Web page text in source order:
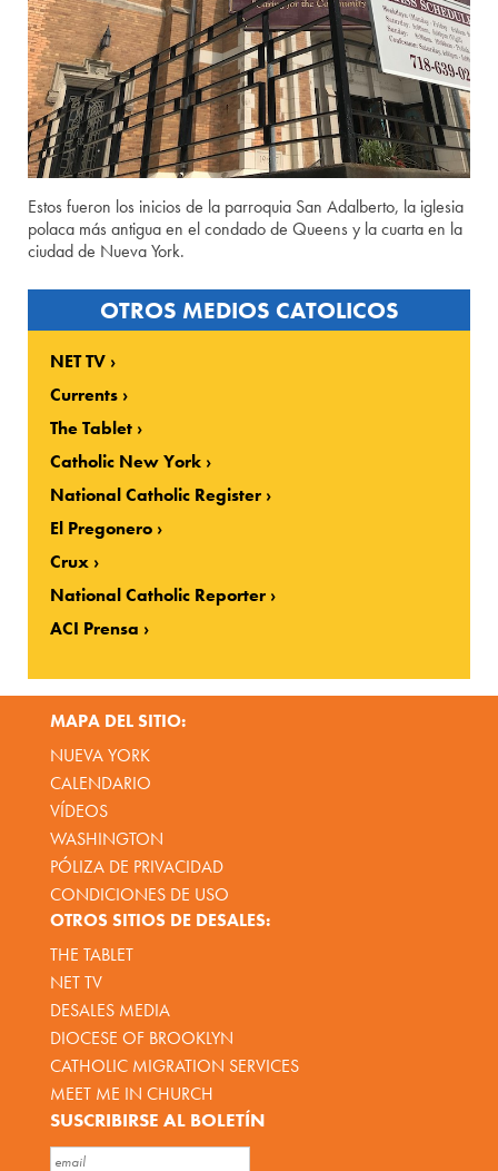
Estos fueron los inicios de la parroquia San Adalberto, la iglesia
polaca más antigua en el condado de Queens y la cuarta en la
ciudad de Nueva York.
OTROS MEDIOS CATOLICOS
NET TV
Currents
The Tablet
Catholic New York
National Catholic Register
El Pregonero
Crux
National Catholic Reporter
ACI Prensa
MAPA DEL SITIO:
NUEVA YORK
CALENDARIO
VÍDEOS
WASHINGTON
PÓLIZA DE PRIVACIDAD
CONDICIONES DE USO
OTROS SITIOS DE DESALES:
THE TABLET
NET TV
DESALES MEDIA
DIOCESE OF BROOKLYN
CATHOLIC MIGRATION SERVICES
MEET ME IN CHURCH
SUSCRIBIRSE AL BOLETÍN